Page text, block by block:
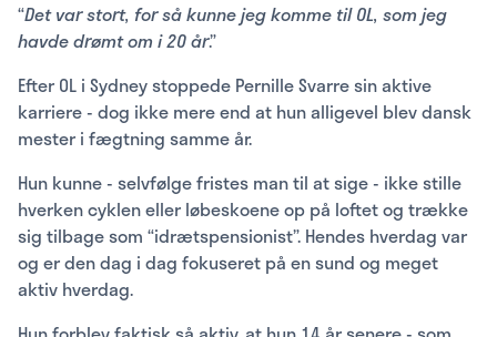
“Det var stort, for så kunne jeg komme til OL, som jeg
havde drømt om i 20 år.”
Efter OL i Sydney stoppede Pernille Svarre sin aktive
karriere - dog ikke mere end at hun alligevel blev dansk
mester i fægtning samme år.
Hun kunne - selvfølge fristes man til at sige - ikke stille
hverken cyklen eller løbeskoene op på loftet og trække
sig tilbage som “idrætspensionist”. Hendes hverdag var
og er den dag i dag fokuseret på en sund og meget
aktiv hverdag.